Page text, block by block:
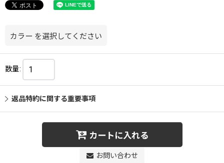
カラー を選択してください
数量:
返品特約に関する重要事項
カートに入れる
お問い合わせ